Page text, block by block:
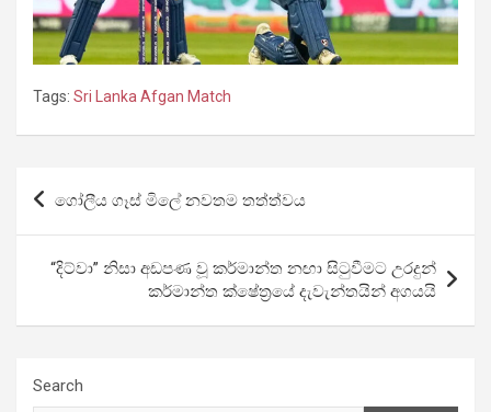
Tags: Sri Lanka Afgan Match
Post
navigation
ගෝලීය ගෑස් මිලේ නවතම තත්ත්වය
“දිට්වා” නිසා අඩපණ වූ කර්මාන්ත නඟා සිටුවීමට උරදුන්
කර්මාන්ත ක්ෂේත්‍රයේ දැවැන්තයින් අගයයි
Search